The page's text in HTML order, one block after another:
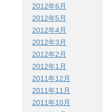
2012年6月
2012年5月
2012年4月
2012年3月
2012年2月
2012年1月
2011年12月
2011年11月
2011年10月